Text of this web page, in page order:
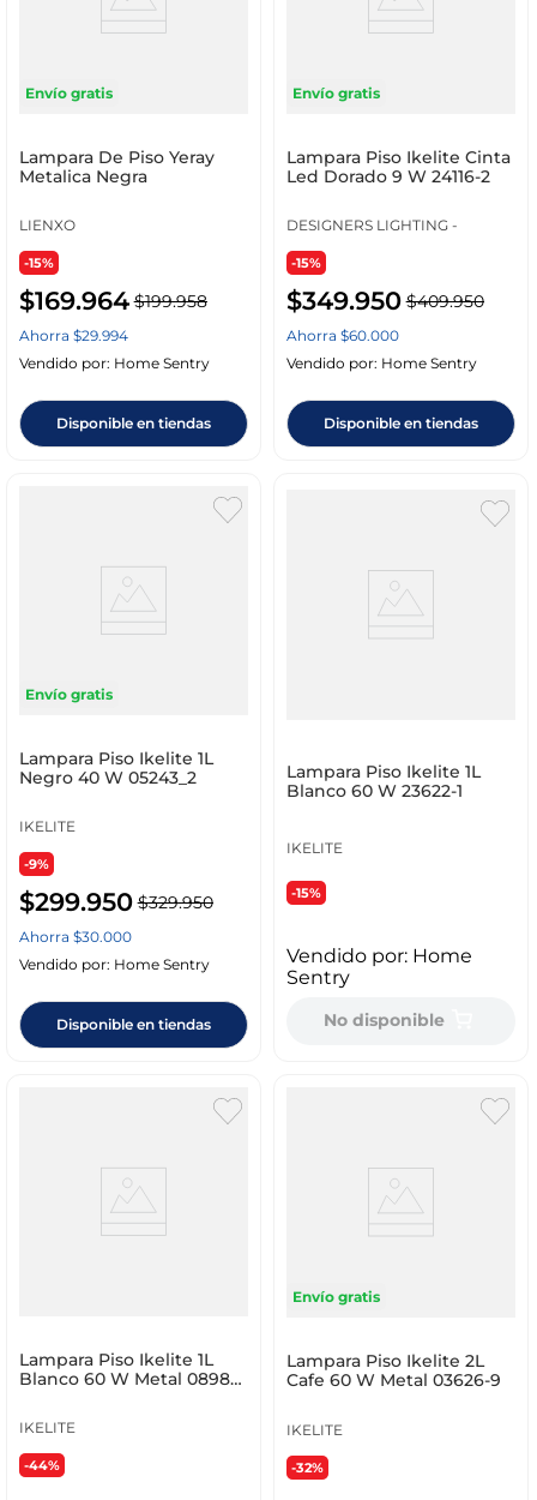
Envío gratis
Lampara De Piso Yeray
Metalica Negra
LIENXO
-15%
$169.964 $199.958
Ahorra $29.994
Vendido por: Home Sentry
Disponible en tiendas
Envío gratis
Lampara Piso Ikelite Cinta
Led Dorado 9 W 24116-2
DESIGNERS LIGHTING -
-15%
$349.950 $409.950
Ahorra $60.000
Vendido por: Home Sentry
Disponible en tiendas
Envío gratis
Lampara Piso Ikelite 1L
Negro 40 W 05243_2
IKELITE
-9%
$299.950 $329.950
Ahorra $30.000
Vendido por: Home Sentry
Disponible en tiendas
Lampara Piso Ikelite 1L
Blanco 60 W 23622-1
IKELITE
-15%
Vendido por: Home
Sentry
No disponible
Lampara Piso Ikelite 1L
Blanco 60 W Metal 08989-
IKELITE
-44%
Envío gratis
Lampara Piso Ikelite 2L
Cafe 60 W Metal 03626-9
IKELITE
-32%